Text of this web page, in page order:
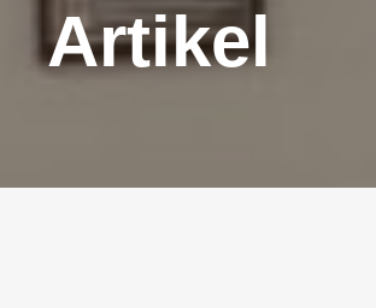
Persiapan TOEFL/IELTS
Artikel